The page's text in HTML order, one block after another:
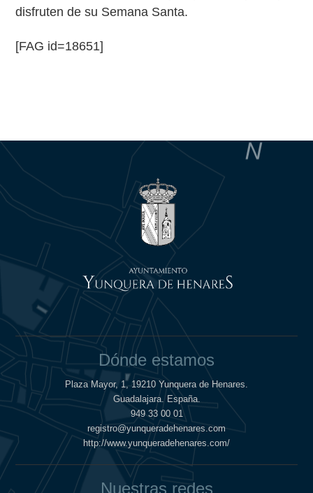
disfruten de su Semana Santa.
[FAG id=18651]
Dónde estamos
Plaza Mayor, 1, 19210 Yunquera de Henares.
Guadalajara. España.
949 33 00 01
registro@yunqueradehenares.com
http://www.yunqueradehenares.com/
Nuestras redes